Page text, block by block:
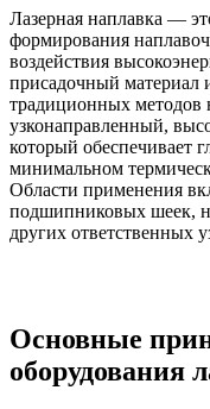
Лазерная наплавка —
формирования
воздействия
присадочный материал
традиционных методов
узконаправленный,
который обеспечивает
минимальном
Области применения
подшипниковых шеек,
других ответственных
Основные
оборудования